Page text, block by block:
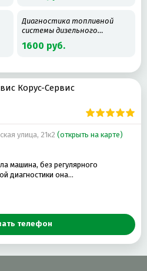
Диагностика топливной
системы дизельного
двигателя
1600 руб.
Корус-Сервис
улица, 21к2 (открыть на карте)
машина, без регулярного
диагностики она…
телефон